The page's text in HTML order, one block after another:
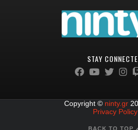
STAY
Copyright © ninty.gr
Privacy Policy
BACK TO TOP